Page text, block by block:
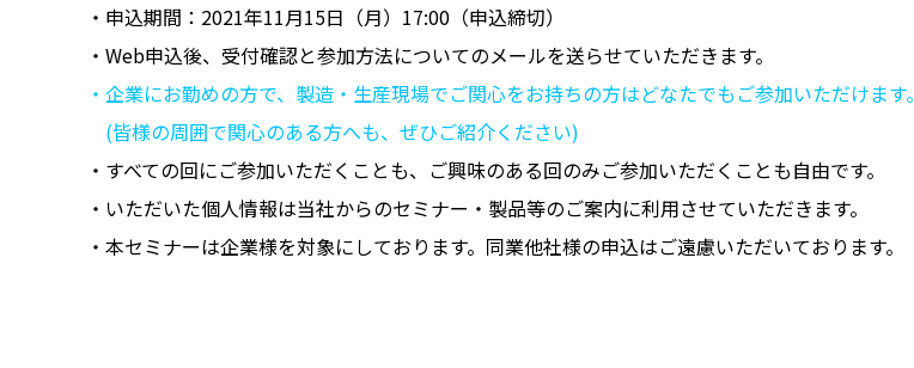
・申込期間：2021年11月15日（月）17:00（申込締切）
・Web申込後、受付確認と参加方法についてのメールを送らせていただきます。
・企業にお勤めの方で、製造・生産現場でご関心をお持ちの方はどなたでもご参加いただけます。
(皆様の周囲で関心のある方へも、ぜひご紹介ください)
・すべての回にご参加いただくことも、ご興味のある回のみご参加いただくことも自由です。
・いただいた個人情報は当社からのセミナー・製品等のご案内に利用させていただきます。
・本セミナーは企業様を対象にしております。同業他社様の申込はご遠慮いただいております。